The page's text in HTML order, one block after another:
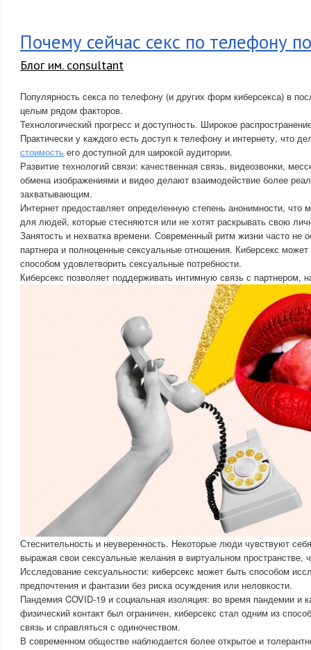
Почему сейчас секс по телефону
Блог им. consultant
Популярность секса по телефону (и других форм киберсекса) в
целым рядом факторов.
Технологический прогресс и доступность. Широкое
Практически у каждого есть доступ к телефону и интернету, что
стоимость его доступной для широкой аудитории.
Развитие технологий связи: качественная связь, видеозвонки,
обмена изображениями и видео делают взаимодействие более
захватывающим.
Интернет предоставляет определенную степень анонимности, что
для людей, которые стесняются или не хотят раскрывать свою
Занятость и нехватка времени. Современный ритм жизни часто не
партнера и полноценные сексуальные отношения. Киберсекс
способом удовлетворить сексуальные потребности.
Киберсекс позволяет поддерживать интимную связь с партнером,
Стеснительность и неуверенность. Некоторые люди чувствуют
выражая свои сексуальные желания в виртуальном пространстве,
Исследование сексуальности: киберсекс может быть способом
предпочтения и фантазии без риска осуждения или неловкости.
Пандемия COVID-19 и социальная изоляция: во время пандемии и
физический контакт был ограничен, киберсекс стал одним из
связь и справляться с одиночеством.
В современном обществе наблюдается более открытое и